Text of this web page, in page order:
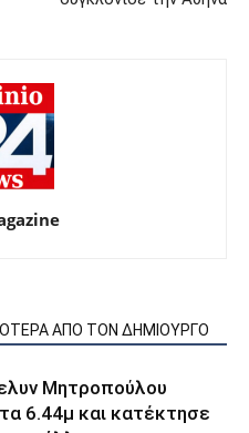
ΑΠΟ ΤΟΝ ΔΗΜΙΟΥΡΓΟ
Μητροπούλου
6.44μ και κατέκτησε